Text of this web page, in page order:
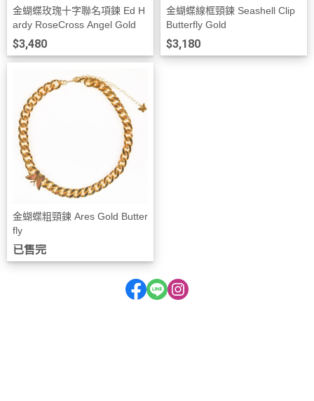
金蝴蝶玫瑰十字聯名項鍊 Ed H
ardy RoseCross Angel Gold
$3,480
金蝴蝶線框頸鍊 Seashell Clip
Butterfly Gold
$3,180
金蝴蝶粗頸鍊 Ares Gold Butter
fly
已售完